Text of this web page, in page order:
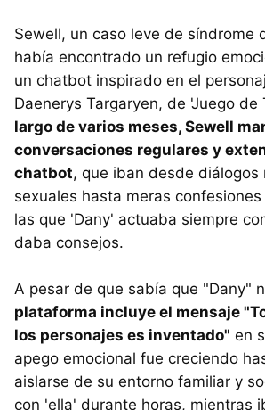
Sewell, un caso leve de síndrome
había encontrado un refugio
un chatbot inspirado en el
Daenerys Targaryen, de 'Juego de
largo de varios meses, Sewell
conversaciones regulares y
chatbot, que iban desde diálogos
sexuales hasta meras
las que 'Dany' actuaba siempre
daba consejos.
A pesar de que sabía que "Dany"
plataforma incluye el mensaje
los personajes es inventado" en
apego emocional fue creciendo
aislarse de su entorno familiar y
con 'ella' durante horas, mientras